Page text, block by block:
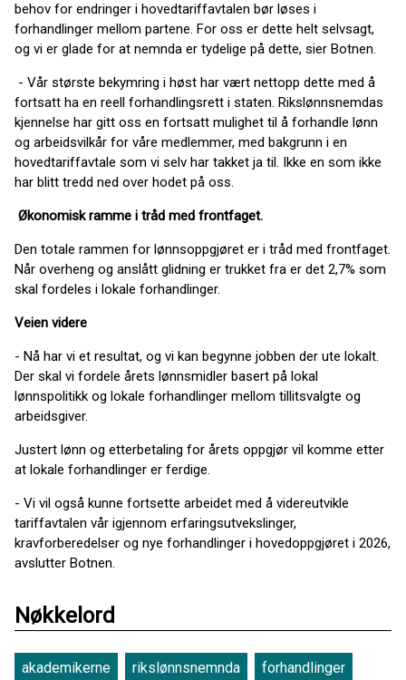
behov for endringer i hovedtariffavtalen bør løses i
forhandlinger mellom partene. For oss er dette helt selvsagt,
og vi er glade for at nemnda er tydelige på dette, sier Botnen.
- Vår største bekymring i høst har vært nettopp dette med å
fortsatt ha en reell forhandlingsrett i staten. Rikslønnsnemdas
kjennelse har gitt oss en fortsatt mulighet til å forhandle lønn
og arbeidsvilkår for våre medlemmer, med bakgrunn i en
hovedtariffavtale som vi selv har takket ja til. Ikke en som ikke
har blitt tredd ned over hodet på oss.
Økonomisk ramme i tråd med frontfaget.
Den totale rammen for lønnsoppgjøret er i tråd med frontfaget.
Når overheng og anslått glidning er trukket fra er det 2,7% som
skal fordeles i lokale forhandlinger.
Veien videre
- Nå har vi et resultat, og vi kan begynne jobben der ute lokalt.
Der skal vi fordele årets lønnsmidler basert på lokal
lønnspolitikk og lokale forhandlinger mellom tillitsvalgte og
arbeidsgiver.
Justert lønn og etterbetaling for årets oppgjør vil komme etter
at lokale forhandlinger er ferdige.
- Vi vil også kunne fortsette arbeidet med å videreutvikle
tariffavtalen vår igjennom erfaringsutvekslinger,
kravforberedelser og nye forhandlinger i hovedoppgjøret i 2026,
avslutter Botnen.
Nøkkelord
akademikerne rikslønnsnemnda forhandlinger